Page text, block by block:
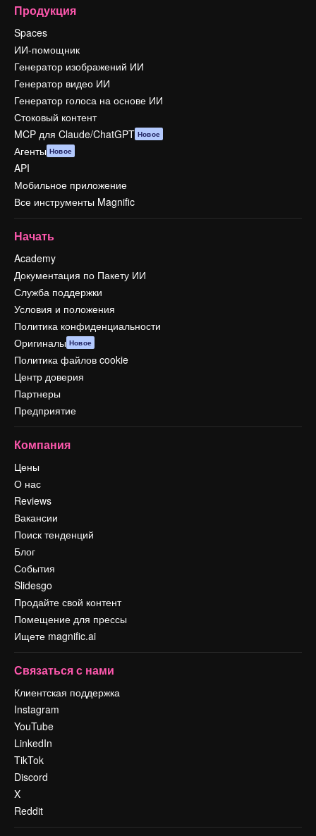
Продукция
Spaces
ИИ-помощник
Генератор изображений ИИ
Генератор видео ИИ
Генератор голоса на основе ИИ
Стоковый контент
MCP для Claude/ChatGPT Новое
Агенты Новое
API
Мобильное приложение
Все инструменты Magnific
Начать
Academy
Документация по Пакету ИИ
Служба поддержки
Условия и положения
Политика конфиденциальности
Оригиналы Новое
Политика файлов cookie
Центр доверия
Партнеры
Предприятие
Компания
Цены
О нас
Reviews
Вакансии
Поиск тенденций
Блог
События
Slidesgo
Продайте свой контент
Помещение для прессы
Ищете magnific.ai
Связаться с нами
Клиентская поддержка
Instagram
YouTube
LinkedIn
TikTok
Discord
X
Reddit